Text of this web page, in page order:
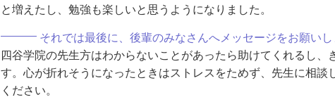
と増えたし、勉強も楽しいと思うようになりました。
それでは最後に、後輩のみなさんへメッセージをお願いし
四谷学院の先生方はわからないことがあったら助けてくれるし、
す。心が折れそうになったときはストレスをためず、先生に相談
ください。